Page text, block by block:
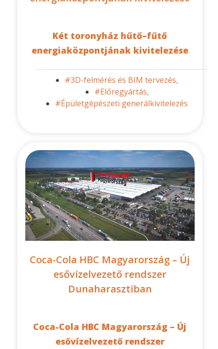
Két toronyház hűtő–fűtő
energiaközpontjának kivitelezése
#3D-felmérés és BIM tervezés,
#Előregyártás,
#Épületgépészeti generálkivitelezés
Coca-Cola HBC Magyarország – Új
esővízelvezető rendszer
Dunaharasztiban
Coca-Cola HBC Magyarország – Új
esővízelvezető rendszer